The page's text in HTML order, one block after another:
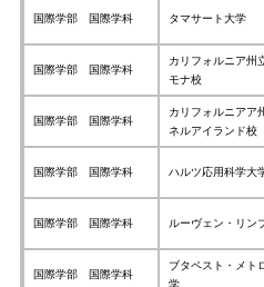
国際学部 国際学科 タマサート大学
国際学部 国際学科
カリフォルニア州
モナ校
国際学部 国際学科
カリフォルニアア
ネルアイランド校
国際学部 国際学科 ハルツ応用科学大
国際学部 国際学科 ルーヴェン・リン
国際学部 国際学科
ブタペスト・メト
学